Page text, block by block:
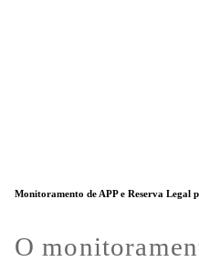
Monitoramento de APP e Reserva Legal
O